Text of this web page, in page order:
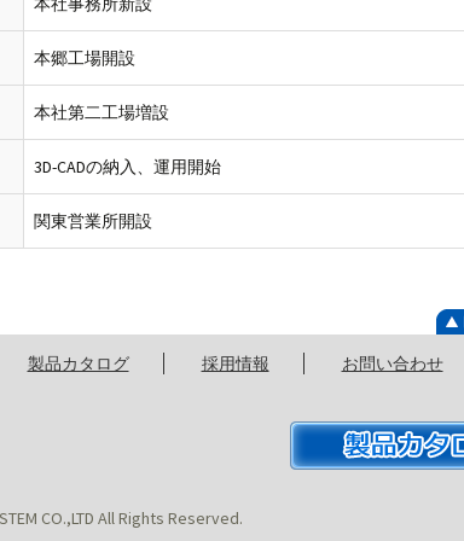
本郷工場開設
本社第二工場増設
3D-CADの納入、運用開始
関東営業所開設
製品カタログ 採用情報 お問い合わせ
CO.,LTD All Rights Reserved.